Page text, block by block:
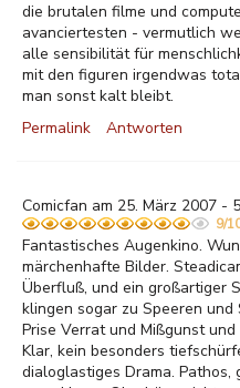
die brutalen filme und
avanciertesten - vermutlich
alle sensibilität für
mit den figuren irgendwas
man sonst kalt bleibt.
Permalink
Antworten
Comicfan am 25. März 2007 -
9/
Fantastisches Augenkino.
märchenhafte Bilder.
Überfluß, und ein großartiger
klingen sogar zu Speeren
Prise Verrat und Mißgunst
Klar, kein besonders
dialoglastiges Drama. Pathos,